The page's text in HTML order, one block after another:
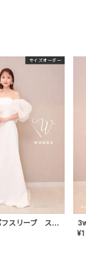
サイズオーダー
2way ソフトパフスリーブ スレンダードレス〈PD-WDOR-2112〉
¥